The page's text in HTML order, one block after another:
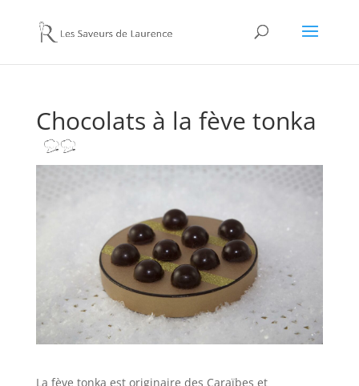
Chocolats à la fève tonka
La fève tonka est originaire des Caraïbes et